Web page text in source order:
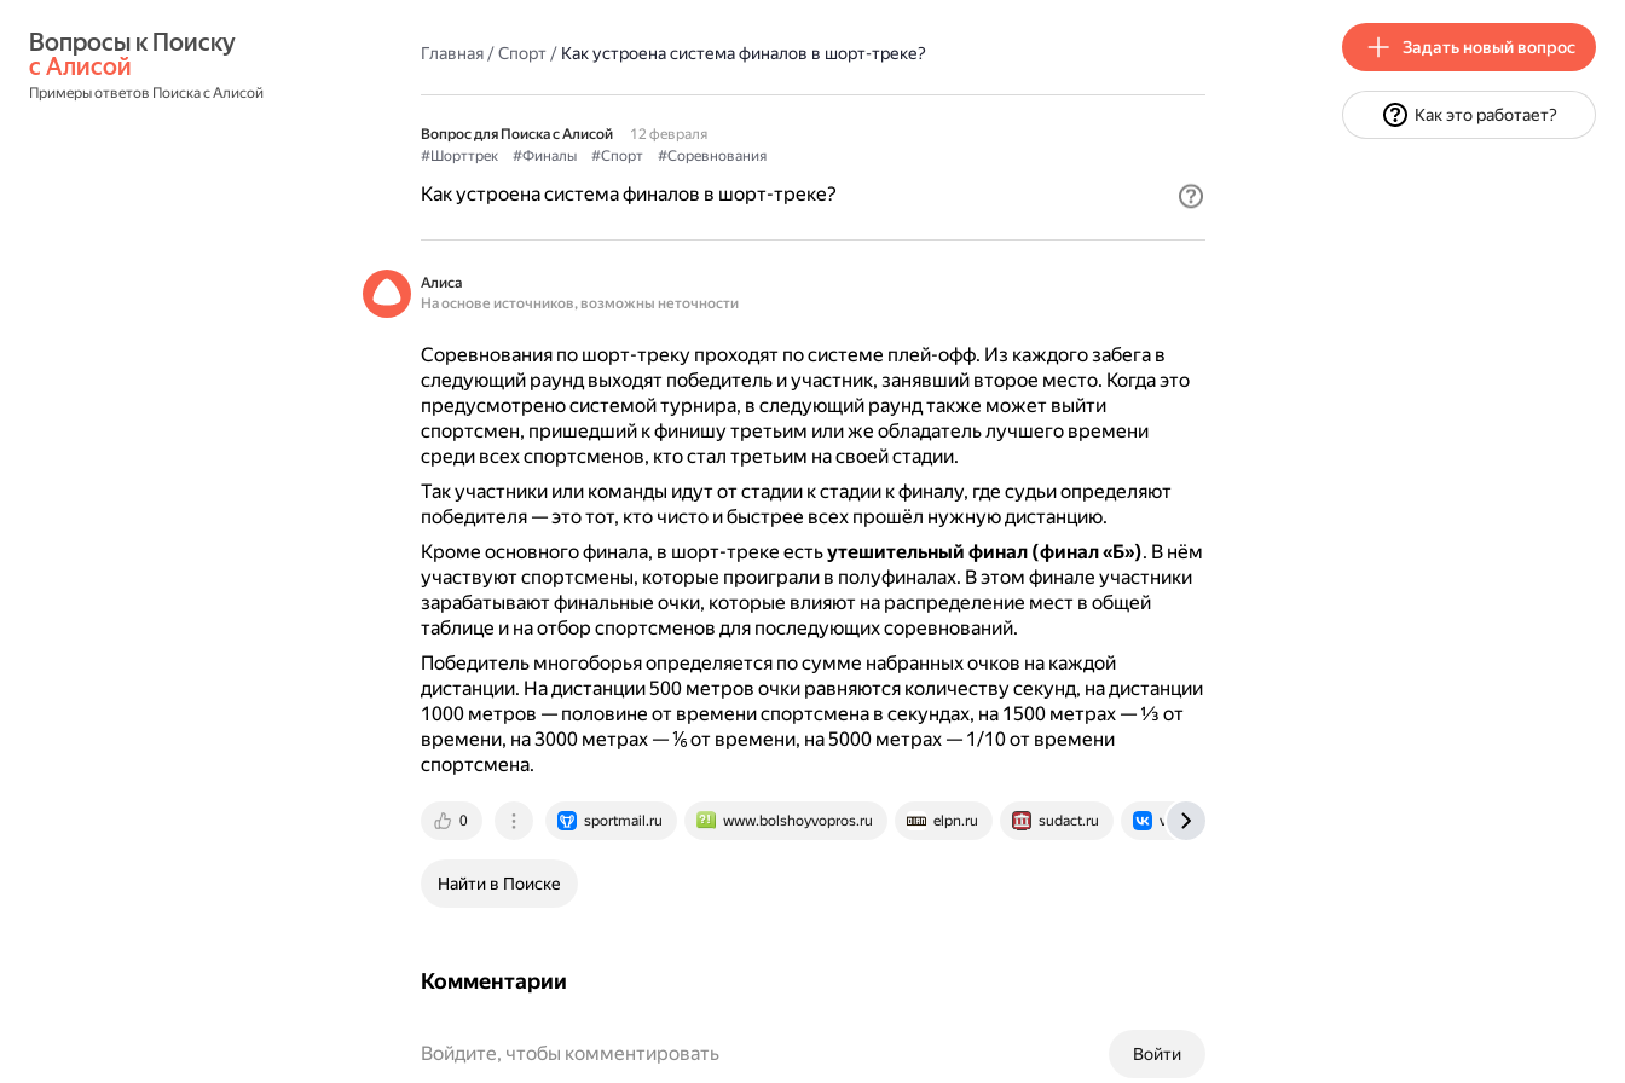
с Алисой
Примеры ответов Поиска с Алисой
Главная/Спорт/ Как устроена система финалов в шорт-треке?
Вопрос для Поиска с Алисой
12 февраля
#Шорттрек
#Финалы #Спорт #Соревнования
Как устроена система финалов в шорт-треке?
Алиса
На основе источников, возможны неточности
Соревнования по шорт-треку проходят по системе плей-офф. Из каждого забега в
следующий раунд выходят победитель и участник, занявший второе место. Когда это
предусмотрено системой турнира, в следующий раунд также может выйти
спортсмен, пришедший к финишу третьим или же обладатель лучшего времени
среди всех спортсменов, кто стал третьим на своей стадии.
Так участники или команды идут от стадии к стадии к финалу, где судьи определяют
победителя — это тот, кто чисто и быстрее всех прошёл нужную дистанцию.
Кроме основного финала, в шорт-треке естьутешительный финал (финал «Б»). В нём
участвуют спортсмены, которые проиграли в полуфиналах. В этом финале участники
зарабатывают финальные очки, которые влияют на распределение мест в общей
таблице и на отбор спортсменов для последующих соревнований.
Победитель многоборья определяется по сумме набранных очков на каждой
дистанции. На дистанции 500 метров очки равняются количеству секунд, на дистанции
1000 метров — половине от времени спортсмена в секундах, на 1500 метрах — ⅓ от
времени, на 3000 метрах — ⅙ от времени, на 5000 метрах — 1/10 от времени
спортсмена.
0 sportmail.ru www.bolshoyvopros.ru elpn.ru sudact.ru vk.com
Найти в Поиске
Комментарии
Войти
Войдите, чтобы комментировать
Задать новый вопрос
Как это работает?